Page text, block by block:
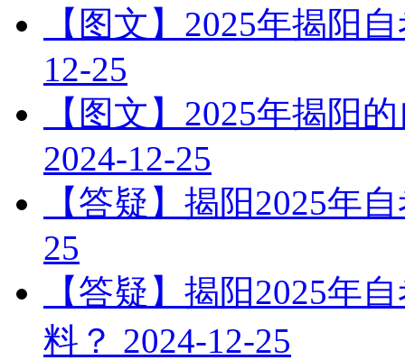
【图文】2025年揭阳
12-25
【图文】2025年揭阳
2024-12-25
【答疑】揭阳2025年
25
【答疑】揭阳2025年
料？ 2024-12-25